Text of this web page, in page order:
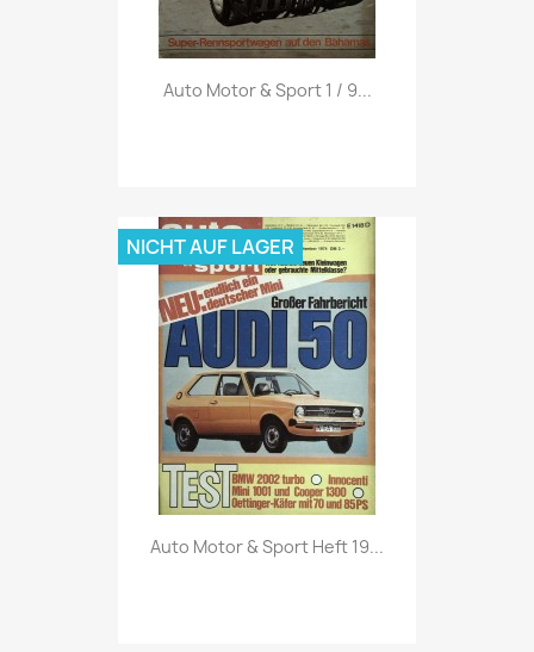
Vorschau
Auto Motor & Sport 1 / 9...
Vorschau
Auto Motor & Sport Heft 19...
NICHT AUF LAGER